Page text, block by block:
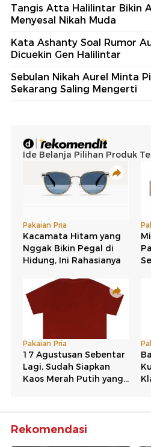
Tangis Atta Halilintar Bikin
Menyesal Nikah Muda
Kata Ashanty Soal Rumor
Dicuekin Gen Halilintar
Sebulan Nikah Aurel Minta
Sekarang Saling Mengerti
Rekomendasi